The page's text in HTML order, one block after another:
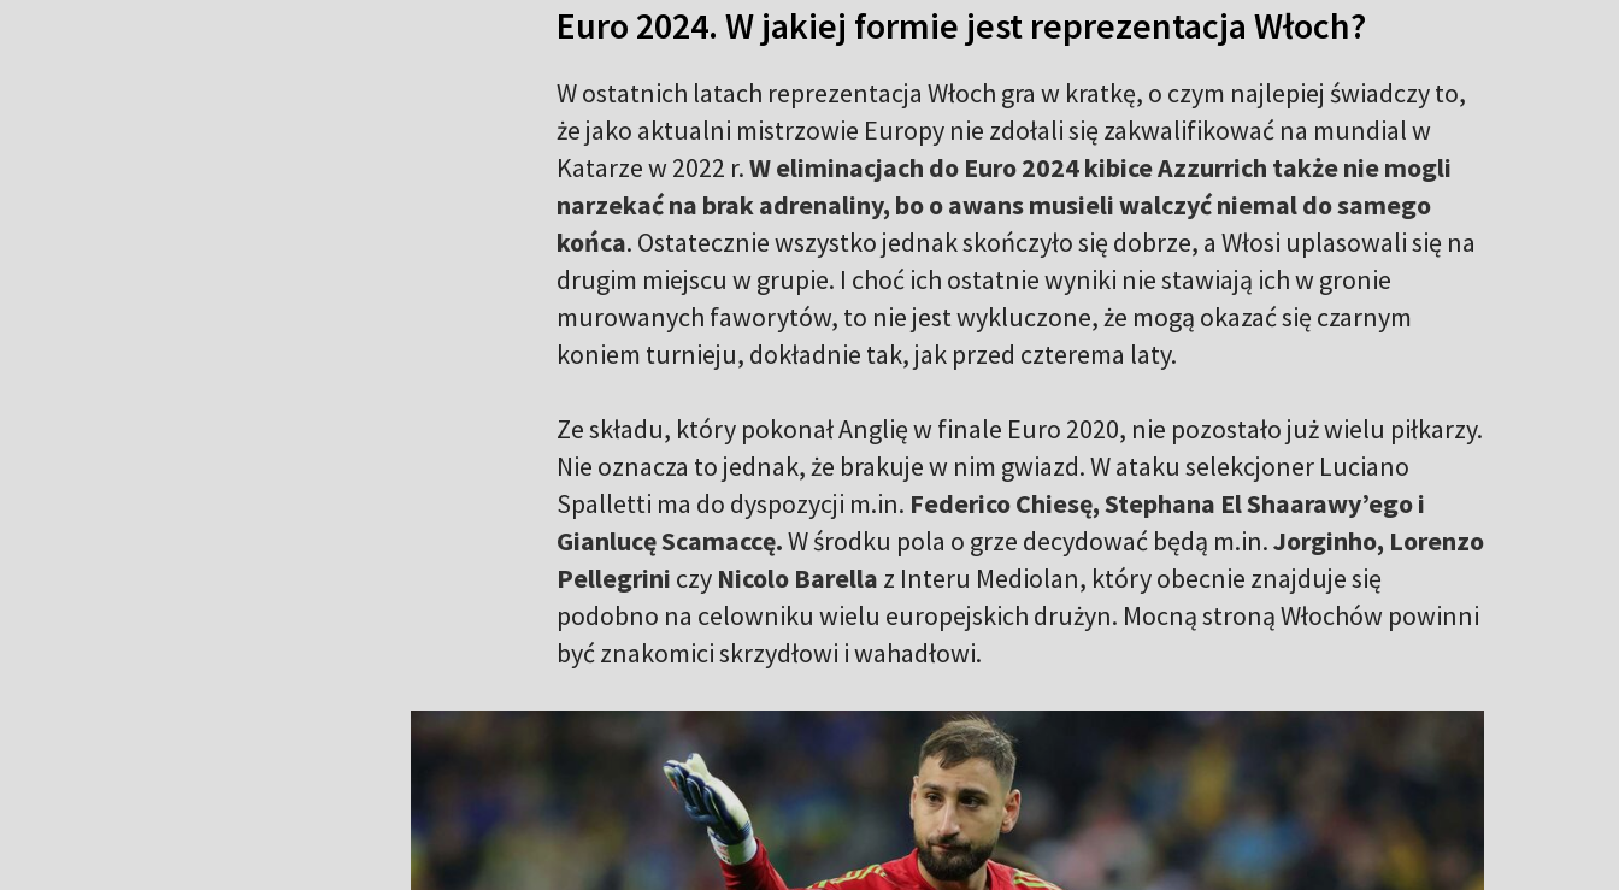
Euro 2024. W jakiej formie jest reprezentacja Włoch?
W ostatnich latach reprezentacja Włoch gra w kratkę, o czym najlepiej świadczy to,
że jako aktualni mistrzowie Europy nie zdołali się zakwalifikować na mundial w
Katarze w 2022 r.W eliminacjach do Euro 2024 kibice Azzurrich także nie mogli
narzekać na brak adrenaliny, bo o awans musieli walczyć niemal do samego
końca. Ostatecznie wszystko jednak skończyło się dobrze, a Włosi uplasowali się na
drugim miejscu w grupie. I choć ich ostatnie wyniki nie stawiają ich w gronie
murowanych faworytów, to nie jest wykluczone, że mogą okazać się czarnym
koniem turnieju, dokładnie tak, jak przed czterema laty.
Ze składu, który pokonał Anglię w finale Euro 2020, nie pozostało już wielu piłkarzy.
Nie oznacza to jednak, że brakuje w nim gwiazd. W ataku selekcjoner Luciano
Spalletti ma do dyspozycji m.in. Federico Chiesę, Stephana El Shaarawy’ego i
Gianlucę Scamaccę.W środku pola o grze decydować będą m.in.Jorginho, Lorenzo
Pellegrini czy Nicolo Barella z Interu Mediolan, który obecnie znajduje się
podobno na celowniku wielu europejskich drużyn. Mocną stroną Włochów powinni
być znakomici skrzydłowi i wahadłowi.